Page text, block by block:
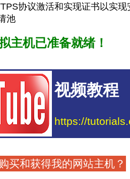
协议激活和实现证书以实现
池
主机已准备就绪！
视频教程
https://
买和获得我的网站主机？